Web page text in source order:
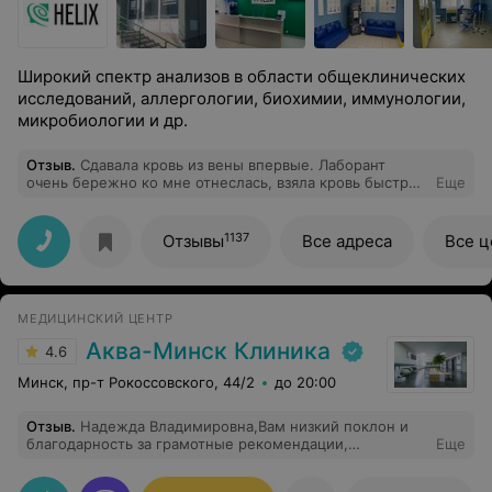
Широкий спектр анализов в области общеклинических
исследований, аллергологии, биохимии, иммунологии,
микробиологии и др.
Отзыв. Сдавала кровь из вены впервые. Лаборант
очень бережно ко мне отнеслась, взяла кровь быстро
детского пюре и бесплатную чашку кофе (кофе очень
вкусный). Результаты готовы в тот же день, хотя на
сайте пишут, что биохимический анализ крови только
через 2 рабочих дня готов будет.
Еще
Отзывы1137 Все адреса Все
МЕДИЦИНСКИЙ ЦЕНТР
4.6 Аква-Минск Клиника
Минск, пр-т Рокоссовского, 44/2 до 20:00
Отзыв. Надежда Владимировна,Вам низкий поклон и
благодарность за грамотные рекомендации,
и качественную консультацию и осмотр. Настолько
Еще